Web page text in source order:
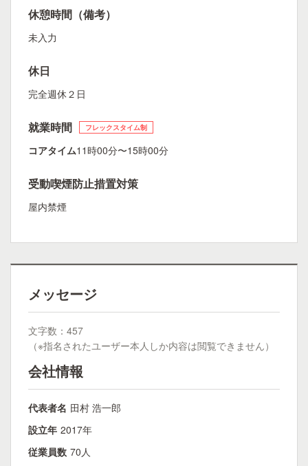
休憩時間（備考）
未入力
休日
完全週休２日
就業時間 フレックスタイム制
コアタイム11時00分〜15時00分
受動喫煙防止措置対策
屋内禁煙
メッセージ
文字数：457
（※指名されたユーザー本人しか内容は閲覧できません）
会社情報
代表者名 田村 浩一郎
設立年 2017年
従業員数 70人